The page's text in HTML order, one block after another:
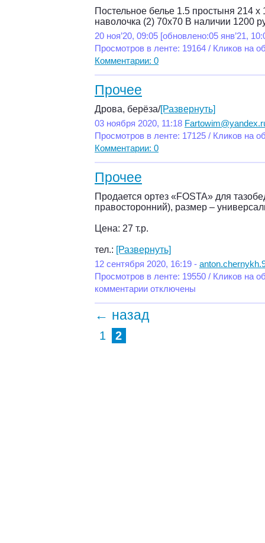
Постельное белье 1.5 простыня 214
наволочка (2) 70х70 В наличии 1200
20 ноя’20, 09:05 [обновлено:05 янв’21,
Просмотров в ленте: 19164 / Кликов на
Комментарии: 0
Прочее
Дрова, берёза/[Развернуть]
03 ноября 2020, 11:18
Просмотров в ленте: 17125 / Кликов на
Комментарии: 0
Прочее
Продается ортез «FOSTA» для
правосторонний), размер –
Цена: 27 т.р.
тел.: [Развернуть]
12 сентября 2020, 16:19 -
Просмотров в ленте: 19550 / Кликов на
комментарии отключены
← назад
1 2